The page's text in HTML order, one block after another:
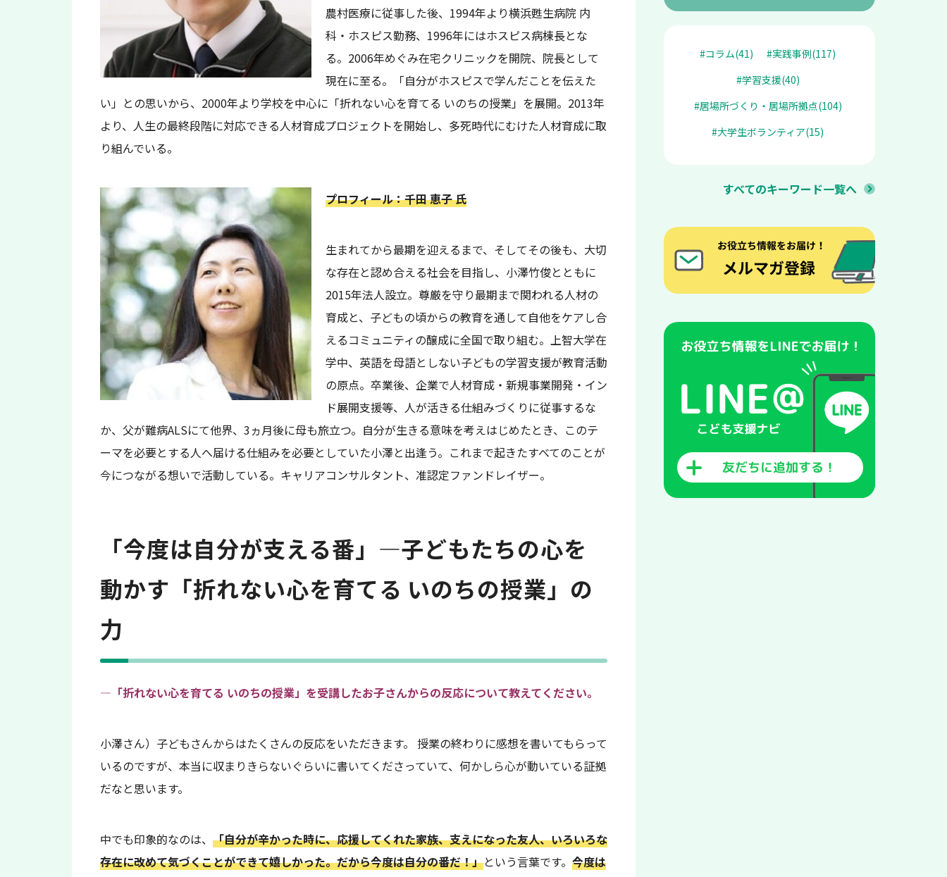
農村医療に従事した後、1994年より横浜甦生病院 内
科・ホスピス勤務、1996年にはホスピス病棟長とな
る。2006年めぐみ在宅クリニックを開院、院長として
現在に至る。「自分がホスピスで学んだことを伝えた
い」との思いから、2000年より学校を中心に「折れない心を育てる いのちの授業」を展開。2013年
より、人生の最終段階に対応できる人材育成プロジェクトを開始し、多死時代にむけた人材育成に取
り組んでいる。
プロフィール：千田 恵子 氏
生まれてから最期を迎えるまで、そしてその後も、大切
な存在と認め合える社会を目指し、小澤竹俊とともに
2015年法人設立。尊厳を守り最期まで関われる人材の
育成と、子どもの頃からの教育を通して自他をケアし合
えるコミュニティの醸成に全国で取り組む。上智大学在
学中、英語を母語としない子どもの学習支援が教育活動
の原点。卒業後、企業で人材育成・新規事業開発・イン
ド展開支援等、人が活きる仕組みづくりに従事するな
か、父が難病ALSにて他界、3ヵ月後に母も旅立つ。自分が生きる意味を考えはじめたとき、このテ
ーマを必要とする人へ届ける仕組みを必要としていた小澤と出逢う。これまで起きたすべてのことが
今につながる想いで活動している。キャリアコンサルタント、准認定ファンドレイザー。
「今度は自分が支える番」―子どもたちの心を
動かす「折れない心を育てる いのちの授業」の
力
―「折れない心を育てる いのちの授業」を受講したお子さんからの反応について教えてください。
小澤さん）子どもさんからはたくさんの反応をいただきます。 授業の終わりに感想を書いてもらって
いるのですが、本当に収まりきらないぐらいに書いてくださっていて、何かしら心が動いている証拠
だなと思います。
中でも印象的なのは、 「自分が辛かった時に、応援してくれた家族、支えになった友人、いろいろな
存在に改めて気づくことができて嬉しかった。だから今度は自分の番だ！」という言葉です。 今度は
#コラム(41)
#実践事例(117)
#学習支援(40)
#居場所づくり・居場所拠点(104)
#大学生ボランティア(15)
すべてのキーワード一覧へ